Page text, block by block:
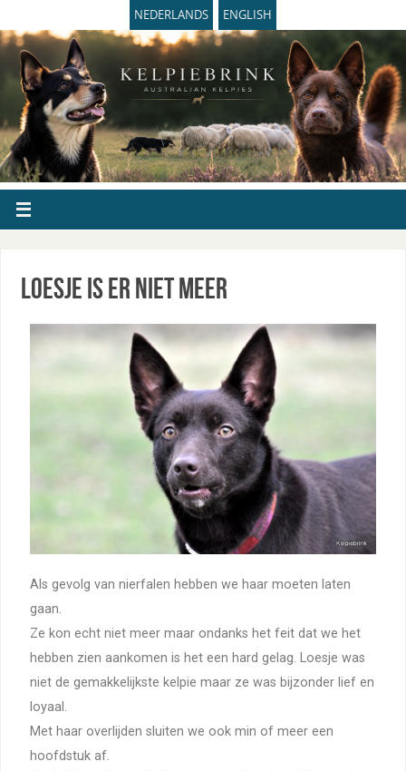
NEDERLANDS ENGLISH
Loesje is er niet meer
Als gevolg van nierfalen hebben we haar moeten laten
gaan.
Ze kon echt niet meer maar ondanks het feit dat we het
hebben zien aankomen is het een hard gelag. Loesje was
niet de gemakkelijkste kelpie maar ze was bijzonder lief en
loyaal.
Met haar overlijden sluiten we ook min of meer een
hoofdstuk af.